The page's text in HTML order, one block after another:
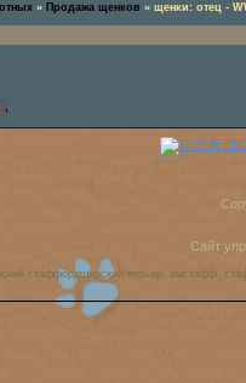
» Продажа щенков » щенки: отец -
Сайт
стаффордширский терьер, амстафф,